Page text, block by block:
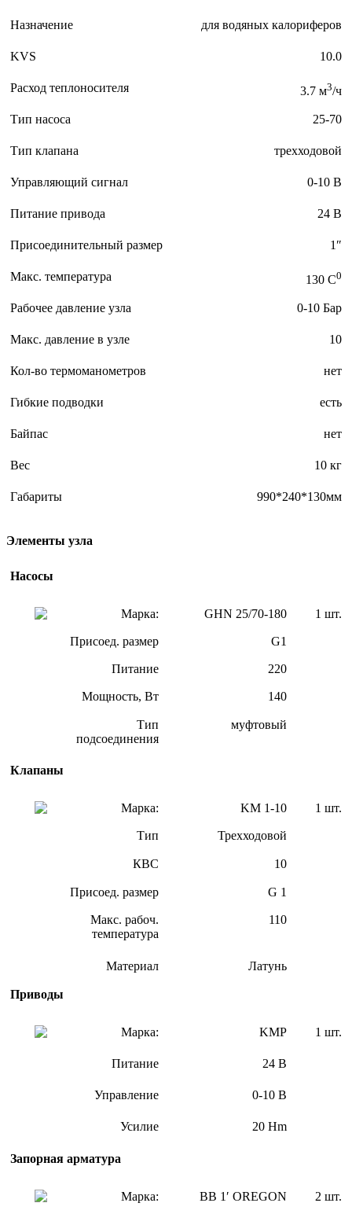
Назначение для водяных калориферов
KVS 10.0
Расход теплоносителя 3.7 м3/ч
Тип насоса 25-70
Тип клапана трехходовой
Управляющий сигнал 0-10 В
Питание привода 24 В
Присоединительный размер 1″
Макс. температура 130 C0
Рабочее давление узла 0-10 Бар
Макс. давление в узле 10
Кол-во термоманометров нет
Гибкие подводки есть
Байпас нет
Вес 10 кг
Габариты 990*240*130мм
Элементы узла
Насосы
Марка: GHN 25/70-180 1 шт.
Присоед. размер G1
Питание 220
Мощность, Вт 140
Тип
подсоединения
муфтовый
Клапаны
Марка: KM 1-10 1 шт.
Тип Трехходовой
КВС 10
Присоед. размер G 1
Макс. рабоч.
температура
110
Материал Латунь
Приводы
Марка: KMP 1 шт.
Питание 24 В
Управление 0-10 В
Усилие 20 Hm
Запорная арматура
Марка: ВВ 1′ OREGON 2 шт.